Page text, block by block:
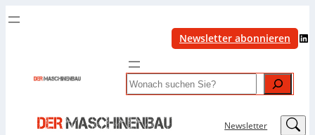
Newsletter abonnieren LinkedIn
Search
Newsletter LinkedIn